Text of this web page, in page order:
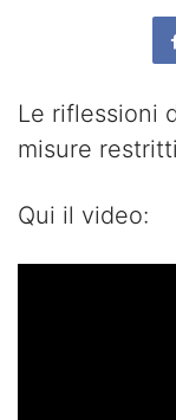
Le riflessioni
misure
Qui il video: